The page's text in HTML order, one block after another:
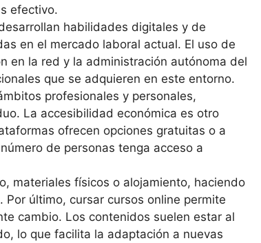
efectivo.
habilidades digitales y de
en el mercado laboral actual. El uso de
en la red y la administración autónoma del
que se adquieren en este entorno.
profesionales y personales,
La accesibilidad económica es otro
ofrecen opciones gratuitas o a
de personas tenga acceso a
materiales físicos o alojamiento, haciendo
último, cursar cursos online permite
cambio. Los contenidos suelen estar al
lo que facilita la adaptación a nuevas